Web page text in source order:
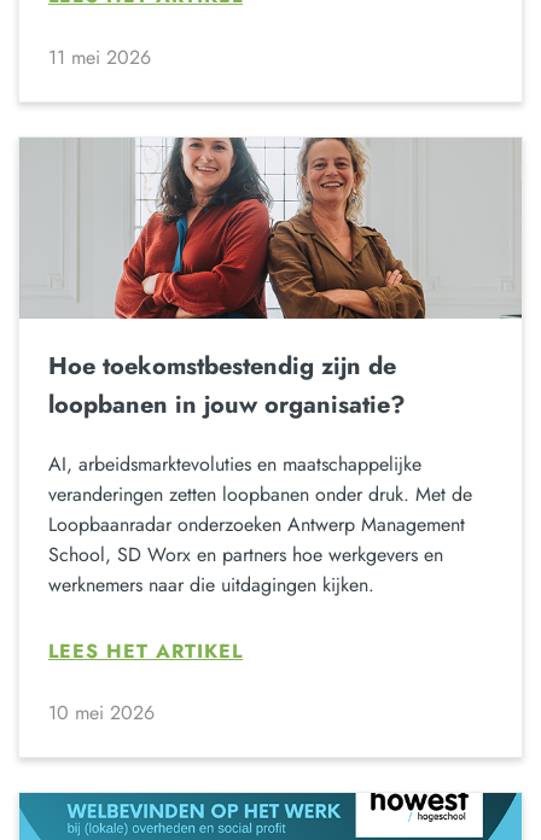
11 mei 2026
Hoe toekomstbestendig zijn de
loopbanen in jouw organisatie?
AI, arbeidsmarktevoluties en maatschappelijke
veranderingen zetten loopbanen onder druk. Met de
Loopbaanradar onderzoeken Antwerp Management
School, SD Worx en partners hoe werkgevers en
werknemers naar die uitdagingen kijken.
LEES HET ARTIKEL
10 mei 2026